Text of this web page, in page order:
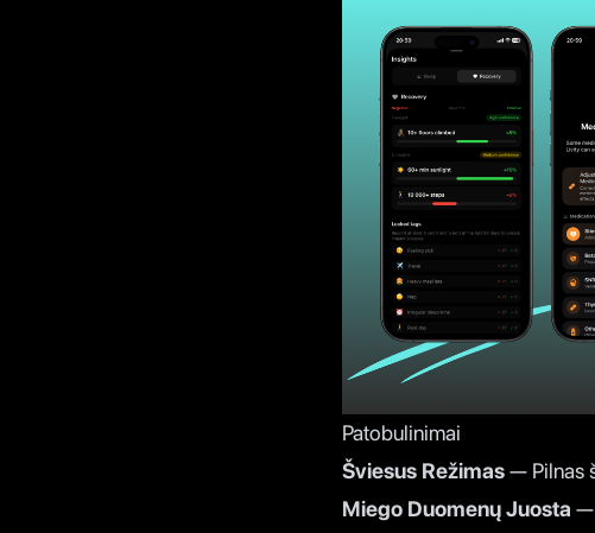
Patobulinimai
Šviesus Režimas— Pilnas
Miego Duomenų Juosta —